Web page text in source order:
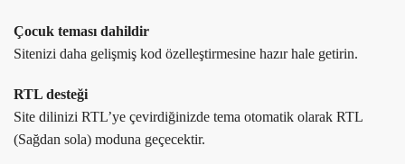
Çocuk teması dahildir
Sitenizi daha gelişmiş kod özelleştirmesine hazır hale getirin.
RTL desteği
Site dilinizi RTL’ye çevirdiğinizde tema otomatik olarak RTL
(Sağdan sola) moduna geçecektir.